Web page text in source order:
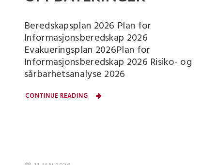
Beredskapsplan 2026 Plan for
Informasjonsberedskap 2026
Evakueringsplan 2026Plan for
Informasjonsberedskap 2026 Risiko- og
sårbarhetsanalyse 2026
CONTINUE READING